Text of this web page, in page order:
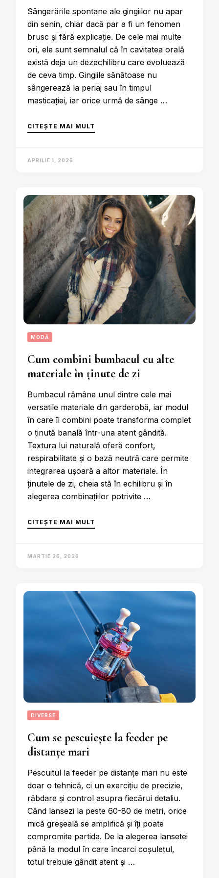
Sângerările spontane ale gingiilor nu apar
din senin, chiar dacă par a fi un fenomen
brusc și fără explicație. De cele mai multe
ori, ele sunt semnalul că în cavitatea orală
există deja un dezechilibru care evoluează
de ceva timp. Gingiile sănătoase nu
sângerează la periaj sau în timpul
masticației, iar orice urmă de sânge …
CITEȘTE MAI MULT
APRILIE 1, 2026
MODĂ
Cum combini bumbacul cu alte
materiale în ținute de zi
Bumbacul rămâne unul dintre cele mai
versatile materiale din garderobă, iar modul
în care îl combini poate transforma complet
o ținută banală într-una atent gândită.
Textura lui naturală oferă confort,
respirabilitate și o bază neutră care permite
integrarea ușoară a altor materiale. În
ținutele de zi, cheia stă în echilibru și în
alegerea combinațiilor potrivite …
CITEȘTE MAI MULT
MARTIE 26, 2026
DIVERSE
Cum se pescuiește la feeder pe
distanțe mari
Pescuitul la feeder pe distanțe mari nu este
doar o tehnică, ci un exercițiu de precizie,
răbdare și control asupra fiecărui detaliu.
Când lansezi la peste 60-80 de metri, orice
mică greșeală se amplifică și îți poate
compromite partida. De la alegerea lansetei
până la modul în care încarci coșulețul,
totul trebuie gândit atent și …